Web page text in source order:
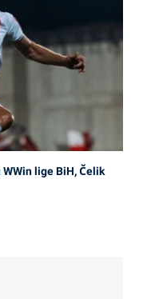
lige BiH, Čelik